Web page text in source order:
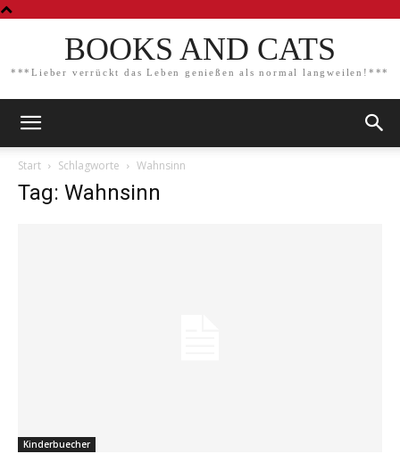
BOOKS AND CATS
***Lieber verrückt das Leben genießen als normal langweilen!***
Start Schlagworte Wahnsinn
Tag: Wahnsinn
Kinderbuecher